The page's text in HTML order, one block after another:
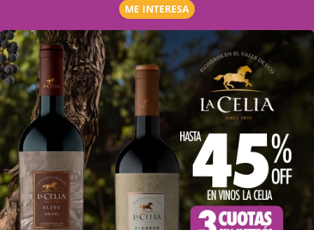
ME INTERESA